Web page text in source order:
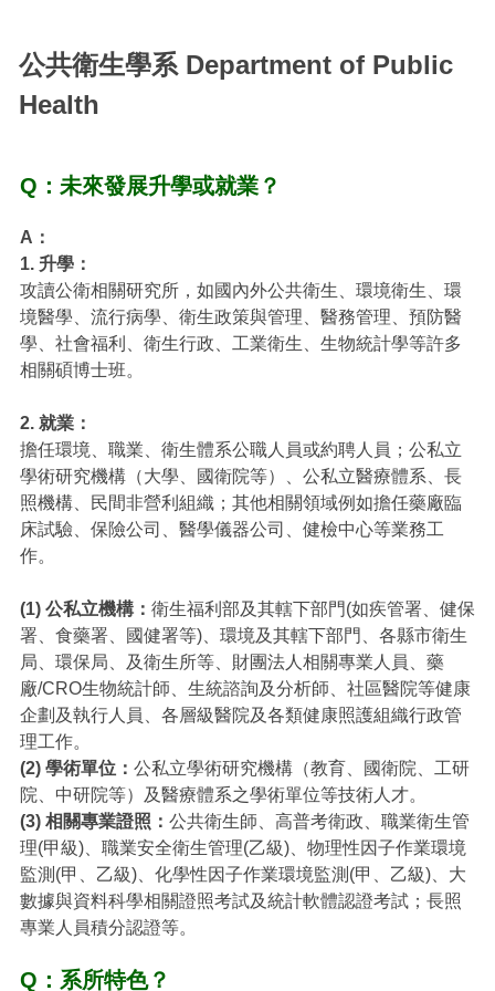
公共衛生學系 Department of Public
Health
Q：未來發展升學或就業？
A：
1. 升學：
攻讀公衛相關研究所，如國內外公共衛生、環境衛生、環
境醫學、流行病學、衛生政策與管理、醫務管理、預防醫
學、社會福利、衛生行政、工業衛生、生物統計學等許多
相關碩博士班。
2. 就業：
擔任環境、職業、衛生體系公職人員或約聘人員；公私立
學術研究機構（大學、國衛院等）、公私立醫療體系、長
照機構、民間非營利組織；其他相關領域例如擔任藥廠臨
床試驗、保險公司、醫學儀器公司、健檢中心等業務工
作。
(1) 公私立機構： 衛生福利部及其轄下部門(如疾管署、健保
署、食藥署、國健署等)、環境及其轄下部門、各縣市衛生
局、環保局、及衛生所等、財團法人相關專業人員、藥
廠/CRO生物統計師、生統諮詢及分析師、社區醫院等健康
企劃及執行人員、各層級醫院及各類健康照護組織行政管
理工作。
(2) 學術單位： 公私立學術研究機構（教育、國衛院、工研
院、中研院等）及醫療體系之學術單位等技術人才。
(3) 相關專業證照： 公共衛生師、高普考衛政、職業衛生管
理(甲級)、職業安全衛生管理(乙級)、物理性因子作業環境
監測(甲、乙級)、化學性因子作業環境監測(甲、乙級)、大
數據與資料科學相關證照考試及統計軟體認證考試；長照
專業人員積分認證等。
Q：系所特色？